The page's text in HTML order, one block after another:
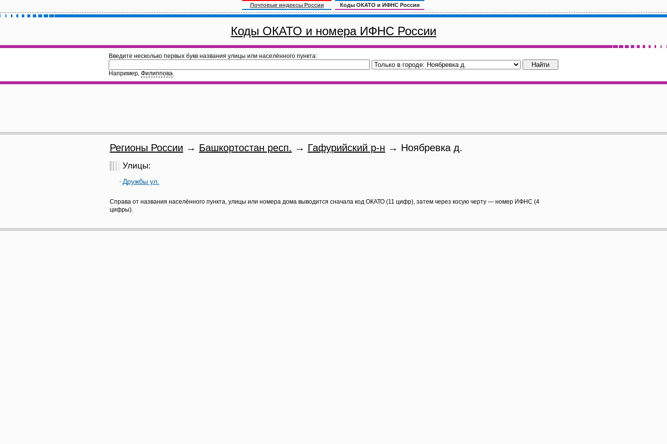
Почтовые индексы России Коды ОКАТО и ИФНС России
Коды ОКАТО и номера ИФНС России
Введите несколько первых букв названия улицы или населённого пункта:
Например, Филиппова.
Регионы России → Башкортостан респ. → Гафурийский р-н → Ноябревка д.
Улицы:
Дружбы ул.
Справа от названия населённого пункта, улицы или номера дома выводится сначала код ОКАТО (11 цифр), затем через косую черту — номер ИФНС (4
цифры).